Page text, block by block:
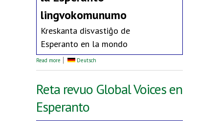
lingvokomunumo
Kreskanta disvastiĝo de
Esperanto en la mondo
Read more about Deklaro de Germana Esperanto-Asocio
Deutsch
Reta revuo Global Voices en
Esperanto